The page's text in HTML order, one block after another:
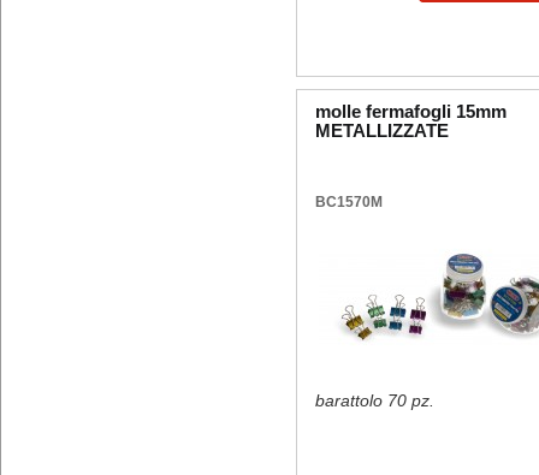
molle fermafogli 15mm
METALLIZZATE
BC1570M
barattolo 70 pz.